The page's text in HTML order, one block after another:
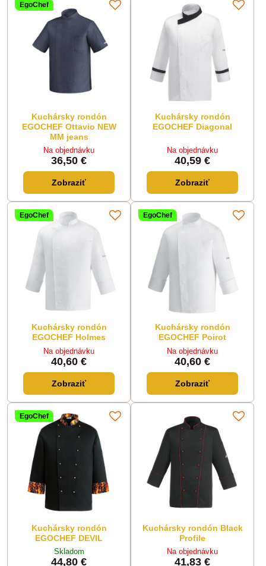
EgoChef
Kuchársky rondón
EGOCHEF Ottavio NEW
MM jeans
Na objednávku
36,50 €
Zobraziť
Kuchársky rondón
EGOCHEF Diagonal
Na objednávku
40,59 €
Zobraziť
EgoChef
Kuchársky rondón
EGOCHEF Holmes
Na objednávku
40,60 €
Zobraziť
EgoChef
Kuchársky rondón
EGOCHEF Poirot
Na objednávku
40,60 €
Zobraziť
EgoChef
Kuchársky rondón
EGOCHEF DEVIL
Skladom
44,80 €
Kuchársky rondón Black
Profile
Na objednávku
41,83 €